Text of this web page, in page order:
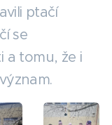
ptačí
se
a tomu, že i